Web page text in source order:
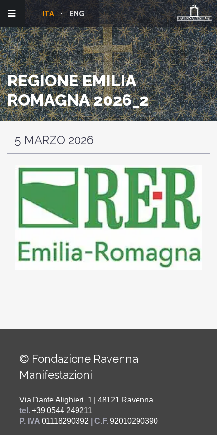
ENG
ITA
REGIONE EMILIA
ROMAGNA 2026_2
5 MARZO 2026
© Fondazione Ravenna
Manifestazioni
Via Dante Alighieri, 1 | 48121 Ravenna
tel. +39 0544 249211
P. IVA 01118290392 | C.F. 92010290390